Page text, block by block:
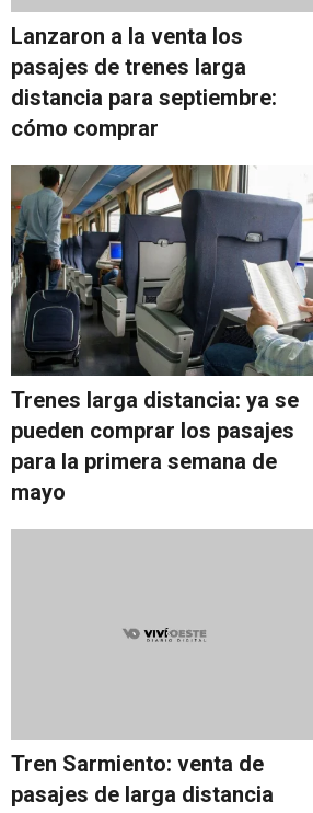
Lanzaron a la venta los
pasajes de trenes larga
distancia para septiembre:
cómo comprar
Trenes larga distancia: ya se
pueden comprar los pasajes
para la primera semana de
mayo
Tren Sarmiento: venta de
pasajes de larga distancia